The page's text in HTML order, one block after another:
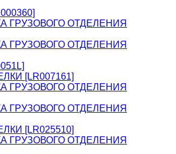
ГРУЗОВОГО ОТДЕЛЕНИЯ
ГРУЗОВОГО ОТДЕЛЕНИЯ
[LR007161]
ГРУЗОВОГО ОТДЕЛЕНИЯ
ГРУЗОВОГО ОТДЕЛЕНИЯ
[LR025510]
ГРУЗОВОГО ОТДЕЛЕНИЯ